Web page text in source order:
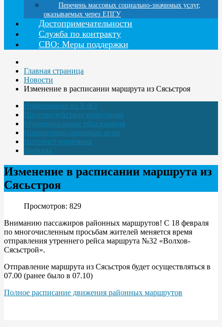
Перечень массовых социально-значимых услуг,
оказываемых через ЕПГУ
Достопримечательности
Служба по контракту
СВО: Меры поддержки
Главная страница
Новости
Изменение в расписании маршрута из Сясьстроя
Информация по 8-ФЗ
Противодействие коррупции
Муниципальные образования
Нормативно-правовые акты
Интернет-приёмная
Выборы
Изменение в расписании маршрута из
Сясьстроя
Просмотров: 829
Вниманию пассажиров районных маршрутов! С 18 февраля
по многочисленным просьбам жителей меняется время
отправления утреннего рейса маршрута №32 «Волхов-
Сясьстрой».
Отправление маршрута из Сясьстроя будет осуществляться в
07.00 (ранее было в 07.10)
Полное расписание движения районных маршрутов